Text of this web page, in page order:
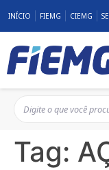
INÍCIO FIEMG CIEMG
Tag: